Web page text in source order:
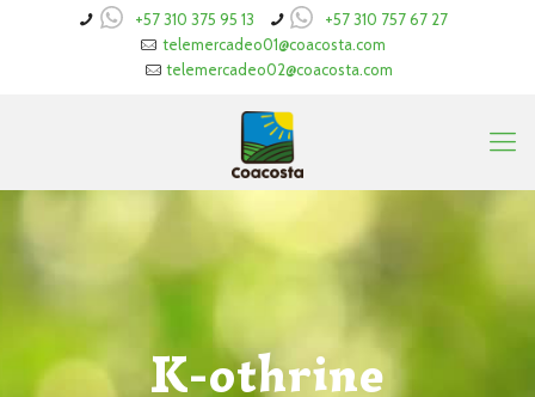
+57 310 375 95 13
+57 310 757 67 27
telemercadeo01@coacosta.com
telemercadeo02@coacosta.com
K-othrine